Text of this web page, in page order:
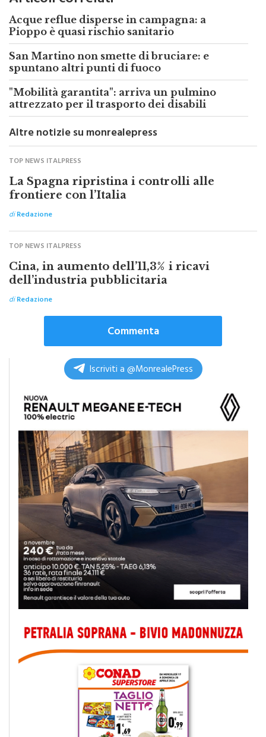
Articoli correlati
Acque reflue disperse in campagna: a
Pioppo è quasi rischio sanitario
San Martino non smette di bruciare: e
spuntano altri punti di fuoco
"Mobilità garantita": arriva un pulmino
attrezzato per il trasporto dei disabili
Altre notizie su monrealepress
TOP NEWS ITALPRESS
La Spagna ripristina i controlli alle
frontiere con l’Italia
diRedazione
TOP NEWS ITALPRESS
Cina, in aumento dell’11,3% i ricavi
dell’industria pubblicitaria
Redazione
Commenta